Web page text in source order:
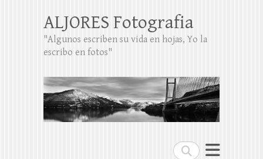
Buscar
ALJORES Fotografia
"Algunos escriben su vida en hojas, Yo la
escribo en fotos"